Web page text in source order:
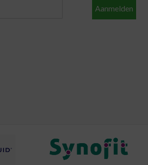
Aanmelden